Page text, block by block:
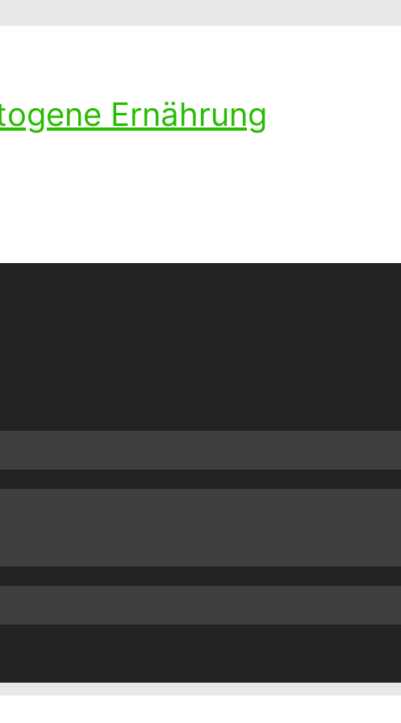
Ernährung